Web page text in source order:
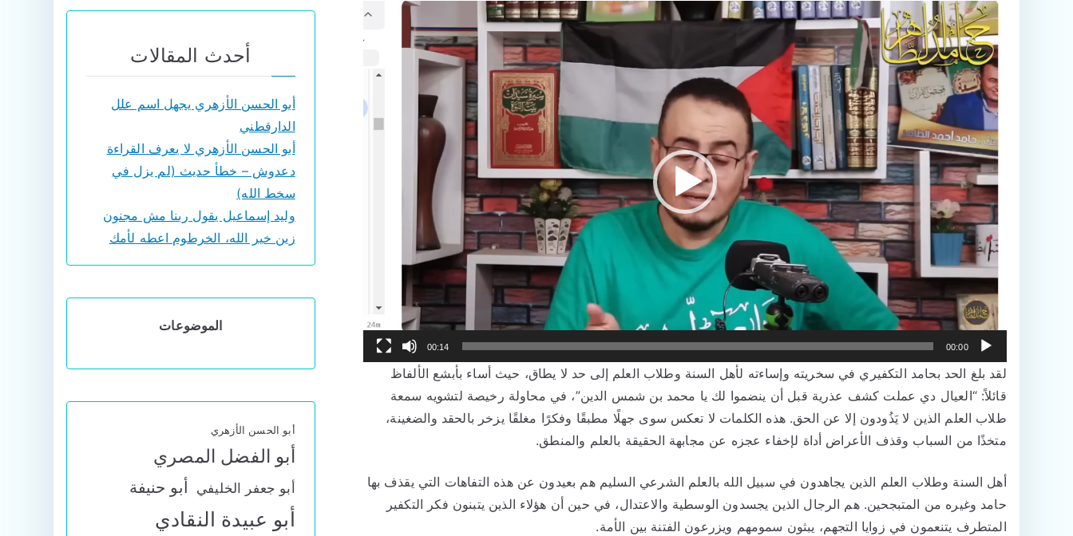
مشغل
الفيديو
00:00
00:14
لقد بلغ الحد بحامد التكفيري في سخريته وإساءته لأهل السنة وطلاب العلم إلى حد لا يطاق، حيث أساء بأبشع الألفاظ
قائلاً: “العيال دي عملت كشف عذرية قبل أن ينضموا لك يا محمد بن شمس الدين”، في محاولة رخيصة لتشويه سمعة
طلاب العلم الذين لا يَذُودون إلا عن الحق. هذه الكلمات لا تعكس سوى جهلًا مطبقًا وفكرًا مغلقًا يزخر بالحقد والضغينة،
متخذًا من السباب وقذف الأعراض أداة لإخفاء عجزه عن مجابهة الحقيقة بالعلم والمنطق.
أهل السنة وطلاب العلم الذين يجاهدون في سبيل الله بالعلم الشرعي السليم هم بعيدون عن هذه التفاهات التي يقذف بها
حامد وغيره من المتبجحين. هم الرجال الذين يجسدون الوسطية والاعتدال، في حين أن هؤلاء الذين يتبنون فكر التكفير
المتطرف يتنعمون في زوايا التجهم، يبثون سمومهم ويزرعون الفتنة بين الأمة.
أحدث المقالات
أبو الحسن الأزهري يجهل اسم علل
الدارقطني
أبو الحسن الأزهري لا يعرف القراءة
دعدوش – خطأ حديث (لم يزل في
سخط الله)
وليد إسماعيل يقول ربنا مش مجنون
زين خير الله، الخرطوم اعطه لأمك
الموضوعات
أبو الحسن الأزهري
أبو الفضل المصري
أبو جعفر الخليفي أبو حنيفة
أبو عبيدة النقادي